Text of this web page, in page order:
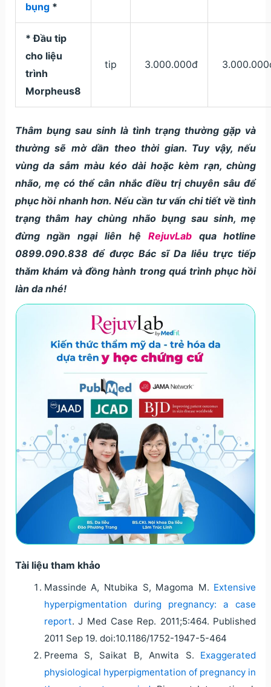
bụng*
* Đầu tip
cho liệu
trình
Morpheus8
tip 3.000.000đ
Thâm bụng sau sinh là tình trạng thường gặp và
thường sẽ mờ dần theo thời gian. Tuy vậy, nếu
vùng da sẫm màu kéo dài hoặc kèm rạn, chùng
nhão, mẹ có thể cân nhắc điều trị chuyên sâu để
phục hồi nhanh hơn. Nếu cần tư vấn chi tiết về tình
trạng thâm hay chùng nhão bụng sau sinh, mẹ
đừng ngần ngại liên hệ RejuvLabqua hotline
0899.090.838 để được Bác sĩ Da liễu trực tiếp
thăm khám và đồng hành trong quá trình phục hồi
làn da nhé!
Tài liệu tham khảo
Massinde A, Ntubika S, Magoma M. Extensive
hyperpigmentation during pregnancy: a case
report. J Med Case Rep. 2011;5:464. Published
2011 Sep 19. doi:10.1186/1752-1947-5-464
Preema S, Saikat B, Anwita S. Exaggerated
physiological hyperpigmentation of pregnancy in